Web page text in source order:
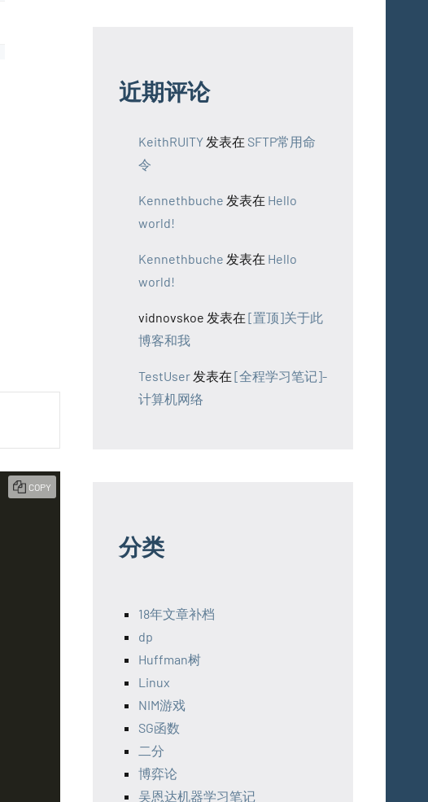
COPY
近期评论
KeithRUITY 发表在 SFTP常用命
令
Kennethbuche 发表在 Hello
world!
Kennethbuche 发表在 Hello
world!
vidnovskoe 发表在 [置顶]关于此
博客和我
TestUser 发表在 [全程学习笔记]-
计算机网络
分类
18年文章补档
dp
Huffman树
Linux
NIM游戏
SG函数
二分
博弈论
吴恩达机器学习笔记